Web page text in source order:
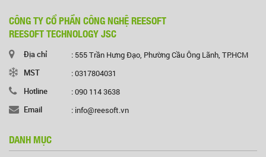
CÔNG TY CỔ PHẦN CÔNG NGHỆ REESOFT
REESOFT TECHNOLOGY JSC
Địa chỉ
: 555 Trần Hưng Đạo, Phường Cầu Ông Lãnh, TP.HCM
MST
: 0317804031
Hotline
: 090 114 3638
Email
: info@reesoft.vn
DANH MỤC